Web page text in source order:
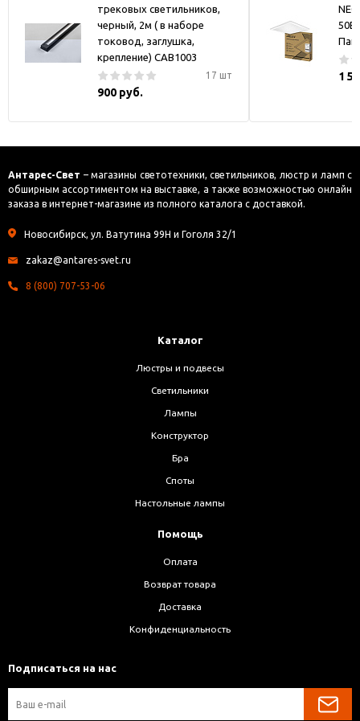
трековых светильников,
черный, 2м ( в наборе
токовод, заглушка,
крепление) CAB1003
17 шт
900 руб.
1
Антарес-Свет – магазины светотехники, светильников, люстр и ламп с
обширным ассортиментом на выставке, а также возможностью онлайн
заказа в интернет-магазине из полного каталога с доставкой.
Новосибирск, ул. Ватутина 99Н и Гоголя 32/1
zakaz@antares-svet.ru
8 (800) 707-53-06
Каталог
Люстры и подвесы
Светильники
Лампы
Конструктор
Бра
Споты
Настольные лампы
Помощь
Оплата
Возврат товара
Доставка
Конфиденциальность
Подписаться на нас